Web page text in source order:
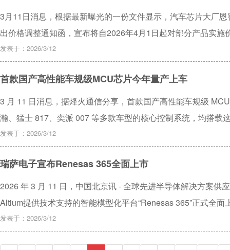
3月11日消息，根据最新曝光的一份文件显示，汽车芯片大厂
出价格调整通知函，宣布将自2026年4月1日起对部分产品实施
发表于：2026/3/12
首款国产高性能车规级MCU芯片今年量产上车
3 月 11 日消息，据烽火通信分享，首款国产高性能车规级
瀚、猛士 817、奕派 007 等多款车型的核心控制系统，均搭载
发表于：2026/3/12
瑞萨电子宣布Renesas 365全面上市
2026 年 3 月 11 日，中国北京讯 - 全球先进半导体解决方案供
Altium提供技术支持的智能模型化平台“Renesas 365”正式全面
发表于：2026/3/12